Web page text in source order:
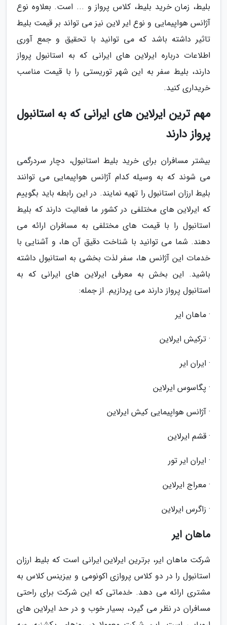
بلیط، زمان خرید بلیط، کلاس پرواز و ... است. بعلاوه نوع
آژانس هواپیمایی و نوع ایر لاین نیز می تواند بر قیمت بلیط
تاثیر داشته باشد که می توانید با تحقیق و جمع آوری
اطلاعات درباره ایرلاین های ایرانی که به استانبول پرواز
دارند، بلیط سفر به این شهر توریستی را با قیمت مناسب
خریداری کنید.
مهم ترین ایرلاین های ایرانی که به استانبول
پرواز دارند
بیشتر مسافران برای خرید بلیط استانبول، دچار سردرگمی
می شوند که به وسیله کدام آژانس هواپیمایی می توانند
بلیط ارزان استانبول را تهیه نمایند. در این رابطه باید بگوییم
که ایرلاین های مختلفی در کشور ما فعالیت دارند که بلیط
استانبول را با قیمت های مختلفی به مسافران ارائه می
دهند. شما می توانید با شناخت دقیق آن ها، و آشنایی با
خدمات این آژانس ها، سفر لذت بخشی به استانبول داشته
باشید. این بخش به معرفی ایرلاین های ایرانی که به
استانبول پرواز دارند می پردازیم. از جمله:
· ماهان ایر
· ترکیش ایرلاین
· ایران ایر
· پگاسوس ایرلاین
· آژانس هواپیمایی کیش ایرلاین
· قشم ایرلاین
· ایران ایر تور
· معراج ایرلاین
· زاگرس ایرلاین
ماهان ایر
شرکت ماهان ایر، برترین ایرلاین ایرانی است که بلیط ارزان
استانبول را در دو کلاس پروازی اکونومی و بیزینس کلاس به
مشتری ارائه می دهد. خدماتی که این شرکت برای راحتی
مسافران در نظر می گیرد، بسیار خوب و در حد ایرلاین های